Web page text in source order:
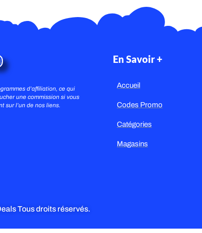
d’affiliation, ce qui
une commission si vous
sur l’un de nos liens.
En Savoir +
Accueil
Codes Promo
Catégories
Magasins
Tous droits réservés.